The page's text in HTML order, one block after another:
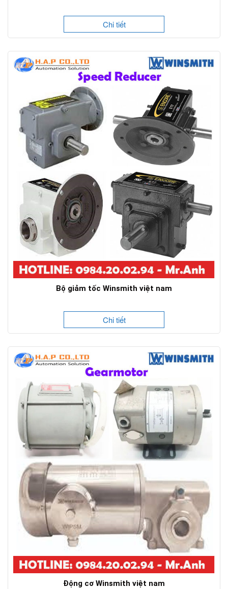
Chi tiết
Bộ giảm tốc Winsmith việt nam
Chi tiết
Động cơ Winsmith việt nam